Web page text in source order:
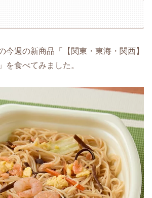
今週の新商品「【関東・東海・関西】
を食べてみました。